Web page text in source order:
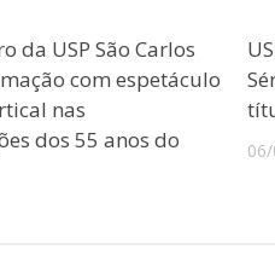
da USP São Carlos
com espetáculo
nas
dos 55 anos do